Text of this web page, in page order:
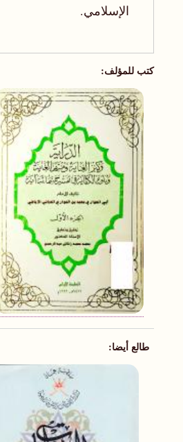
الإسلامي.
كتب للمؤلف:
طالع أيضا